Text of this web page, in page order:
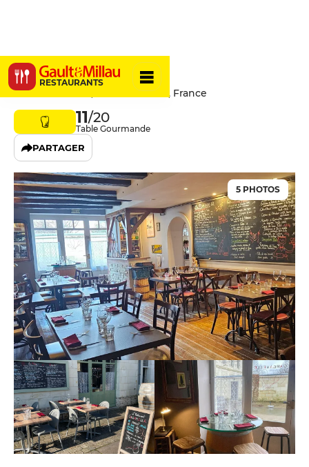
RESTAURANTS
Gargamelle
37 Rue Rabelais, 49400 Saumur, France
11/20
Table Gourmande
PARTAGER
5 PHOTOS